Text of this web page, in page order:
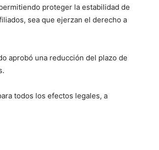
proteger la estabilidad de
sea que ejerzan el derecho a
aprobó una reducción del plazo de
todos los efectos legales, a